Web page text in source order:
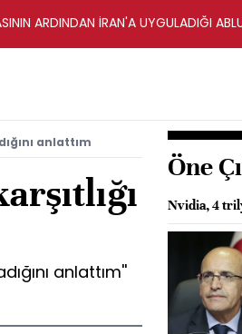
ARDINDAN İRAN'A UYGULADIĞI
anlattım
anlattım''
Öne
Nvidia, 4